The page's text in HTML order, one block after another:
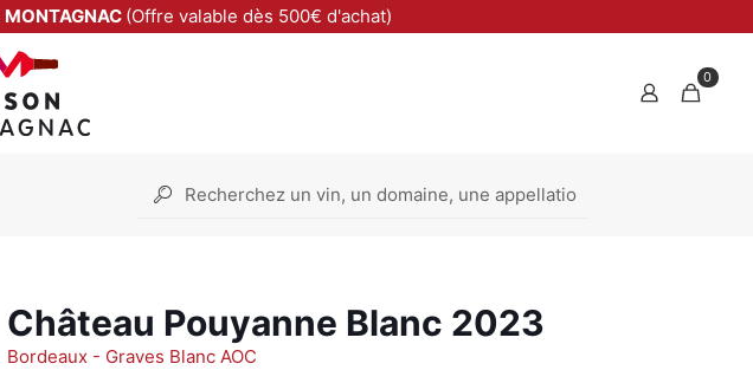
MONTAGNAC (Offre valable dès 500€ d'achat)
0
Château Pouyanne Blanc 2023
Bordeaux - Graves Blanc AOC